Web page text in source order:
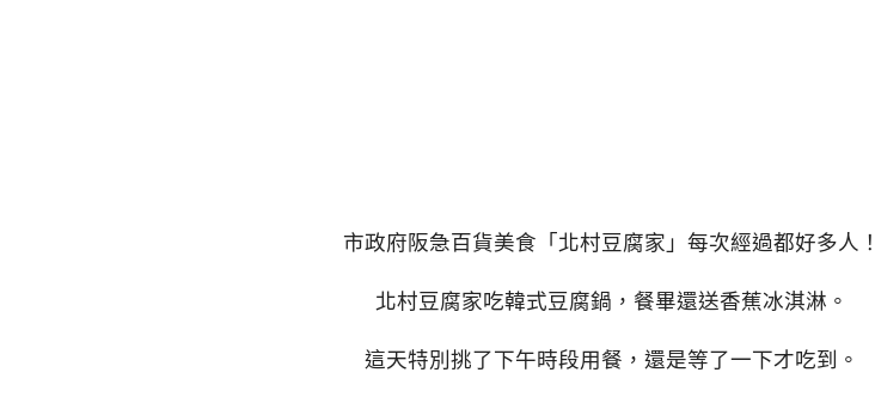
市政府阪急百貨美食「北村豆腐家」每次經過都好多人！
北村豆腐家吃韓式豆腐鍋，餐畢還送香蕉冰淇淋。
這天特別挑了下午時段用餐，還是等了一下才吃到。